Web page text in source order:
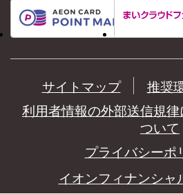
サイトマップ 推奨
利用者情報の外部送信規
ついて
プライバシーポ
イオンフィナンシャ